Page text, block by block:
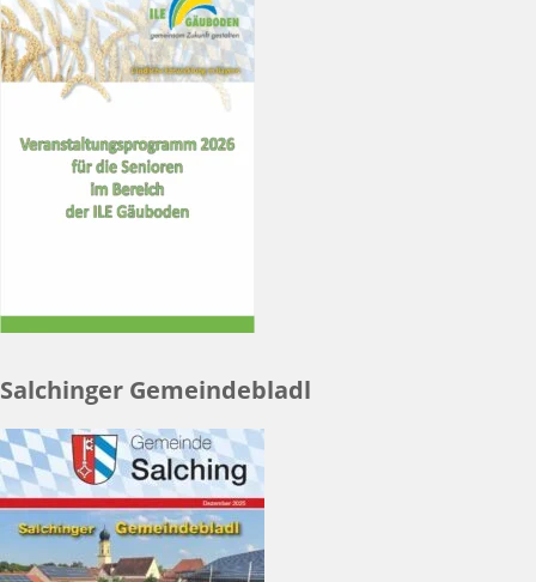
Salchinger Gemeindebladl